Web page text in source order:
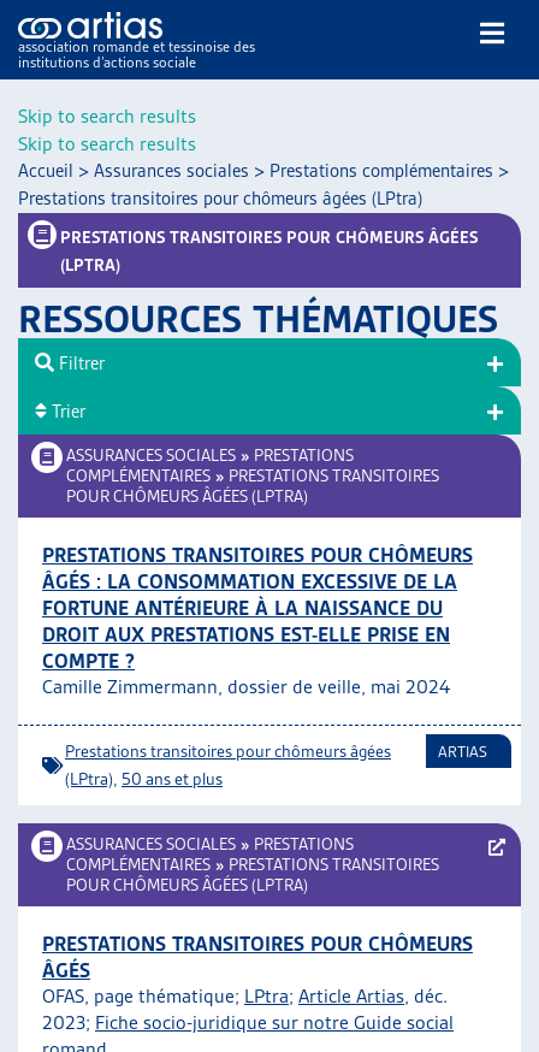
Skip to search results
Skip to search results
association romande et tessinoise des
institutions d’actions sociale
NOS PUBLICATIONS
ARTICLES
DOSSIERS DU MOIS
RESSOURCES
THÉMATIQUES
GUIDE SOCIAL ROMAND
AUTRES
ARTIAS
L’ASSOCIATION
PROJETS ET ACTIVITÉS
JOURNÉES D’AUTOMNE
Accueil > Assurances sociales > Prestations complémentaires >
Prestations transitoires pour chômeurs âgées (LPtra)
PRESTATIONS TRANSITOIRES POUR CHÔMEURS ÂGÉES
(LPTRA)
RESSOURCES THÉMATIQUES
ASSURANCES SOCIALES » PRESTATIONS
COMPLÉMENTAIRES » PRESTATIONS TRANSITOIRES
POUR CHÔMEURS ÂGÉES (LPTRA)
PRESTATIONS TRANSITOIRES POUR CHÔMEURS
ÂGÉS : LA CONSOMMATION EXCESSIVE DE LA
FORTUNE ANTÉRIEURE À LA NAISSANCE DU
DROIT AUX PRESTATIONS EST-ELLE PRISE EN
COMPTE ?
Camille Zimmermann, dossier de veille, mai 2024
Prestations transitoires pour chômeurs âgées
(LPtra) 50 ans et plus
ARTIAS
ASSURANCES SOCIALES » PRESTATIONS
COMPLÉMENTAIRES » PRESTATIONS TRANSITOIRES
POUR CHÔMEURS ÂGÉES (LPTRA)
PRESTATIONS TRANSITOIRES POUR CHÔMEURS
ÂGÉS
OFAS, page thématique; LPtra; Article Artias, déc.
2023; Fiche socio-juridique sur notre Guide social
Filtrer
Trier